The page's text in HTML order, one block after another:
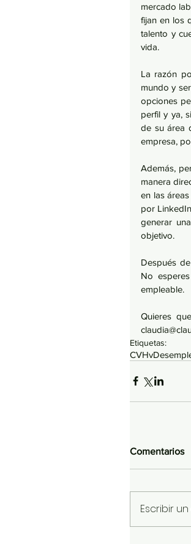
mercado
fijan en los
talento y
vida.
La razón
mundo y
opciones
perfil y ya,
de su área
empresa,
Además,
manera
en las
por
generar
objetivo.
Después
No
empleable.
Quieres
Etiquetas:
CVHv
Comentarios
Escribir